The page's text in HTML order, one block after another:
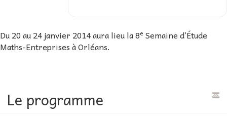
Du 20 au 24 janvier 2014 aura lieu la 8e Semaine d’Étude
Maths-Entreprises à Orléans.
Le programme